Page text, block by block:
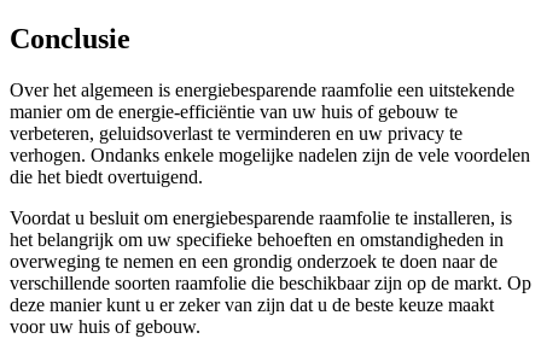
Conclusie
Over het algemeen is energiebesparende raamfolie een uitstekende
manier om de energie-efficiëntie van uw huis of gebouw te
verbeteren, geluidsoverlast te verminderen en uw privacy te
verhogen. Ondanks enkele mogelijke nadelen zijn de vele voordelen
die het biedt overtuigend.
Voordat u besluit om energiebesparende raamfolie te installeren, is
het belangrijk om uw specifieke behoeften en omstandigheden in
overweging te nemen en een grondig onderzoek te doen naar de
verschillende soorten raamfolie die beschikbaar zijn op de markt. Op
deze manier kunt u er zeker van zijn dat u de beste keuze maakt
voor uw huis of gebouw.